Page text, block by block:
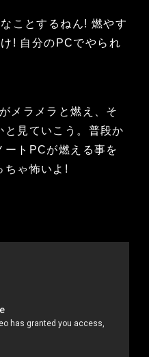
ことするねん! 燃やす
! 自分のPCでやられ
メラメラと燃え、そ
と見ていこう。普段か
ートPCが燃える事を
ちゃ怖いよ!